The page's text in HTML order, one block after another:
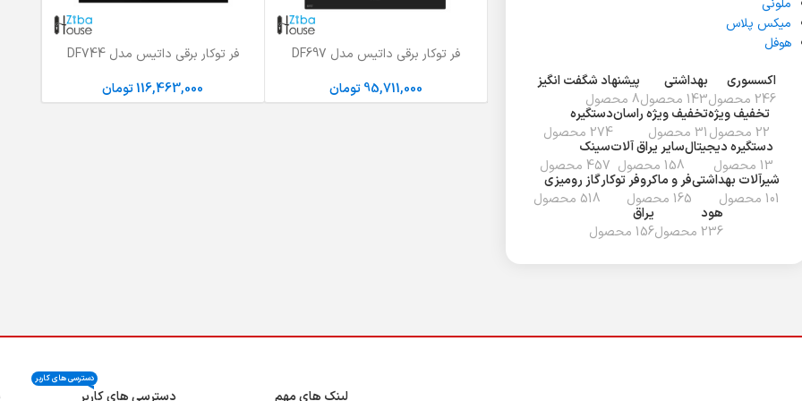
ملونی
میکس پلاس
هوفل
اکسسوری
246 محصول
بهداشتی
143 محصول
پیشنهاد شگفت انگیز
8 محصول
تخفیف ويژه
22 محصول
تخفیف ویژه راسان
31 محصول
دستگیره
274 محصول
دستگیره دیجیتال
13 محصول
سایر یراق آلات
158 محصول
سینک
457 محصول
شیرآلات بهداشتی
101 محصول
فر و ماکروفر توکار
165 محصول
گاز رومیزی
518 محصول
هود
236 محصول
یراق
156 محصول
افزودن به سبد خرید
فر توکار برقی داتیس مدل DF697
95,711,000تومان
افزودن به سبد خرید
فر توکار برقی داتیس مدل DF744
116,463,000تومان
لینک های مهم دسترسی های کاربر
دسترسی های کاربر